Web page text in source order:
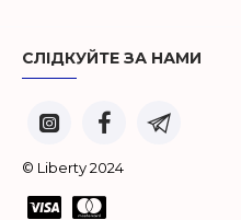
СЛІДКУЙТЕ ЗА НАМИ
© Liberty 2024